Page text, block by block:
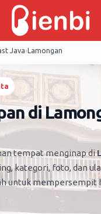
Java›Lamongan
di
tempat menginap di
kategori, foto, dan
untuk mempersempit